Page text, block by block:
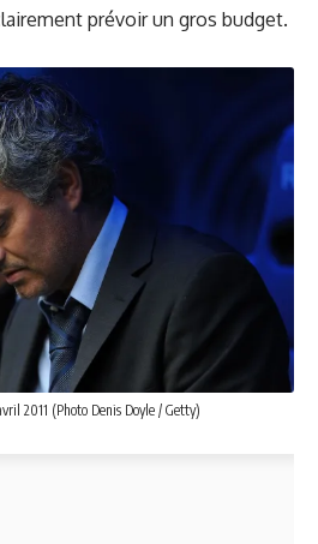
prévoir un gros budget.
2011 (Photo Denis Doyle / Getty)